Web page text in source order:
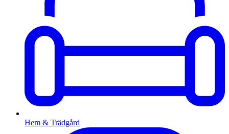
Hem & Trädgård